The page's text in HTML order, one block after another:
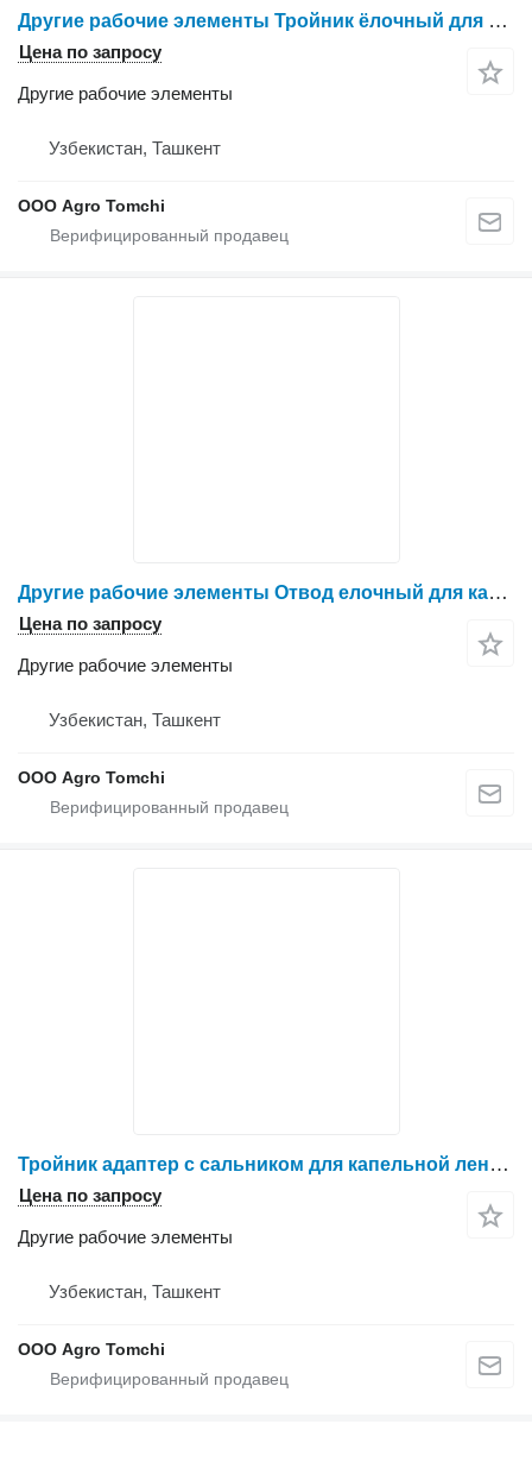
Другие рабочие элементы Тройник ёлочный для капельной трубки 16 мм для оборудования
Цена по запросу
Другие рабочие элементы
Узбекистан, Ташкент
ООО Agro Tomchi
Другие рабочие элементы Отвод елочный для капельной ленты и трубки 16 мм для оборудования
Цена по запросу
Другие рабочие элементы
Узбекистан, Ташкент
ООО Agro Tomchi
Тройник адаптер с сальником для капельной ленты и трубки 16 мм для опрыскивателя
Цена по запросу
Другие рабочие элементы
Узбекистан, Ташкент
ООО Agro Tomchi